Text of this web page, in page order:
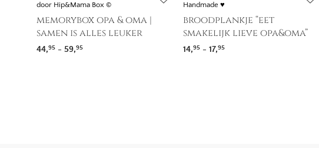
door Hip&Mama Box ©
memorybox opa & oma |
samen is alles leuker
44,95 - 59,95Prijsklasse: 44,95 tot 59,95
Handmade ♥
broodplankje “eet
smakelijk lieve opa&oma”
14,95 - 17,95Prijsklasse: 14,95 tot 17,95